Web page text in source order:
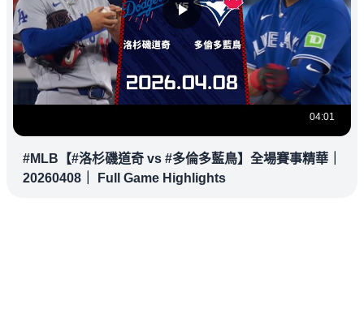
04:01
#MLB【#洛杉磯道奇 vs #多倫多藍鳥】全場賽事精華｜
20260408｜ Full Game Highlights